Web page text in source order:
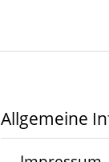
Allgemeine